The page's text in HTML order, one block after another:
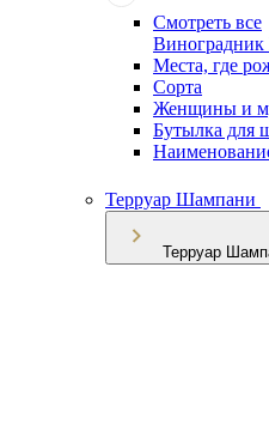
Смотреть все
Места, где
Сорта
Женщины и
Бутылка для
Терруар Шампани
Терруар